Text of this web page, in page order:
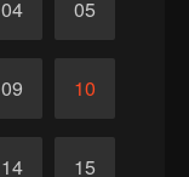
04 05
09 10
14 15